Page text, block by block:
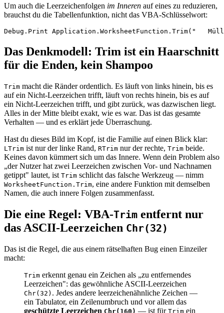
Um auch die Leerzeichenfolgen im Inneren auf eines zu reduzieren,
brauchst du die Tabellenfunktion, nicht das VBA-Schlüsselwort:
Das Denkmodell: Trim ist ein Haarschnitt
für die Enden, kein Shampoo
Trim macht die Ränder ordentlich. Es läuft von links hinein, bis es
auf ein Nicht-Leerzeichen trifft, läuft von rechts hinein, bis es auf
ein Nicht-Leerzeichen trifft, und gibt zurück, was dazwischen liegt.
Alles in der Mitte bleibt exakt, wie es war. Das ist das gesamte
Verhalten — und es erklärt jede Überraschung.
Hast du dieses Bild im Kopf, ist die Familie auf einen Blick klar:
LTrim ist nur der linke Rand, RTrim nur der rechte, Trim beide.
Keines davon kümmert sich um das Innere. Wenn dein Problem also
„der Nutzer hat zwei Leerzeichen zwischen Vor- und Nachnamen
getippt" lautet, ist Trim schlicht das falsche Werkzeug — nimm
WorksheetFunction.Trim, eine andere Funktion mit demselben
Namen, die auch innere Folgen zusammenfasst.
Die eine Regel: VBA-Trim entfernt nur
das ASCII-Leerzeichen Chr(32)
Das ist die Regel, die aus einem rätselhaften Bug einen Einzeiler
macht:
Trim erkennt genau ein Zeichen als „zu entfernendes
Leerzeichen": das gewöhnliche ASCII-Leerzeichen
Chr(32) . Jedes andere leerzeichenähnliche Zeichen —
ein Tabulator, ein Zeilenumbruch und vor allem das
geschützte Leerzeichen Chr(160) — ist für Trim ein